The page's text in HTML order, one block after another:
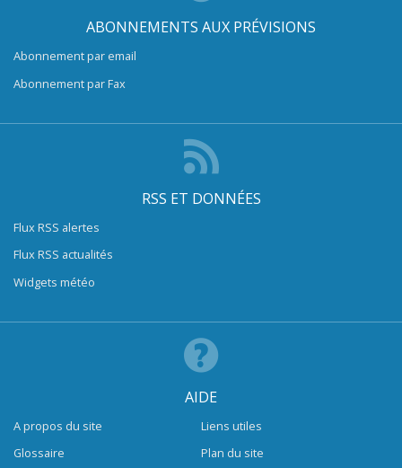
ABONNEMENTS AUX PRÉVISIONS
Abonnement par email
Abonnement par Fax
RSS ET DONNÉES
Flux RSS alertes
Flux RSS actualités
Widgets météo
AIDE
A propos du site
Glossaire
Liens utiles
Plan du site